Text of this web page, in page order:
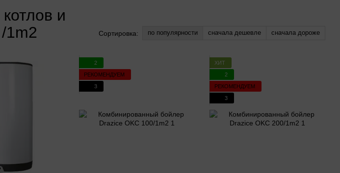
и
1m2
Сортировка: по популярности сначала дешевле сначала дороже
2
РЕКОМЕНДУЕМ
3
ХИТ
2
РЕКОМЕНДУЕМ
3